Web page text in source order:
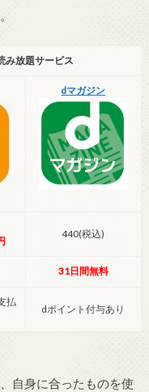
み放題サービス
dマガジン
440(税込)
31日間無料
払
dポイント付与あり
自身に合ったものを使